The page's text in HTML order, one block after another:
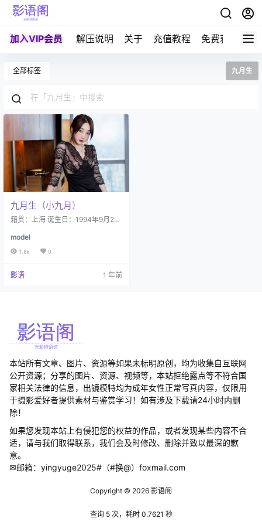
加入VIP会员 解压说明 关于 充值教程 免费获取积分
全部标签 九月生
九月生（小九月）
籍贯：上海 诞生日：1994年9月25
重：45kg 职业：职业model、颜值
博主、平面模特 九月生，原艺名"小
日，星座为天秤座。以清甜可人的
爱…
model
1.8k 0
影语 1 年前
本站所有文章、图片、资源等如果未标明原创，均为收集自互联网
公开资源；分享的图片、资源、视频等，本站拒绝露点等不符合国
家相关法律的信息，出镜模特均为成年女性正常写真内容，仅限用
于摄影爱好者提供素材与鉴赏学习！如有涉及下载请24小时内删
除！
如果您发现本站上有侵犯您的权益的作品，或者发现某些内容不合
适，请与我们取得联系，我们会及时修改、删除并致以最深的歉
意。
✉邮箱：yingyuge2025#（#换@）foxmail.com
Copyright © 2026 影语阁
查询 5 次，耗时 0.7621 秒